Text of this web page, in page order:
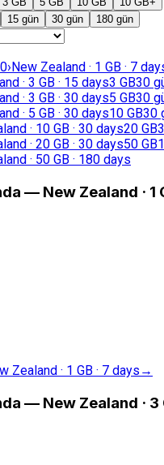
15 gün 30 gün 180 gün
›New Zealand · 1 GB · 7
· 3 GB · 15 days3 GB30
· 3 GB · 30 days5 GB30
· 5 GB · 30 days10 GB30
· 10 GB · 30 days20 GB
· 20 GB · 30 days50 GB
· 50 GB · 180 days
— New Zealand · 1
Zealand · 1 GB · 7 days →
— New Zealand · 3